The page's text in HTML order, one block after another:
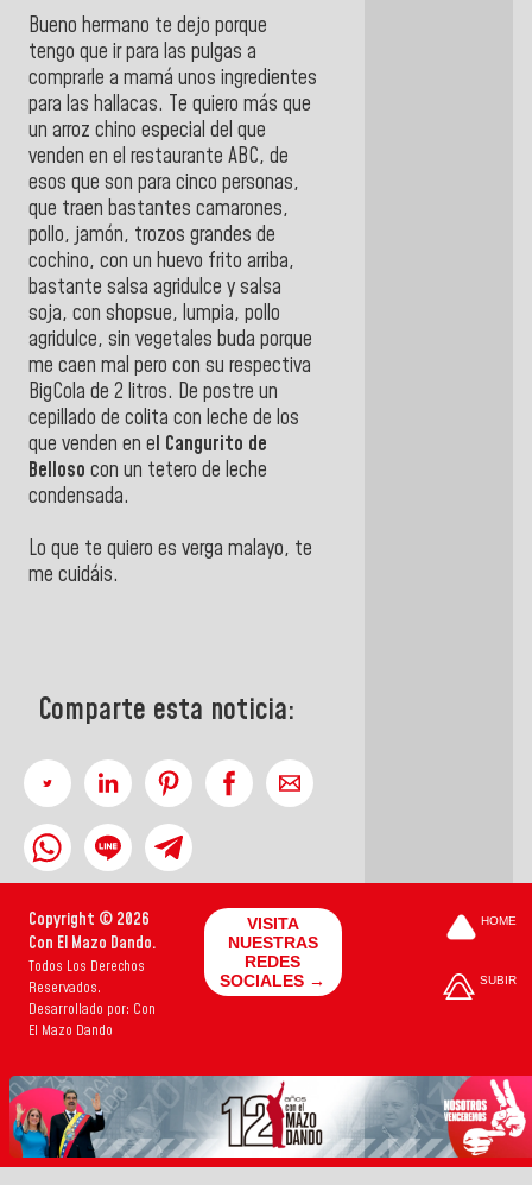
Bueno hermano te dejo porque
tengo que ir para las pulgas a
comprarle a mamá unos ingredientes
para las hallacas. Te quiero más que
un arroz chino especial del que
venden en el restaurante ABC, de
esos que son para cinco personas,
que traen bastantes camarones,
pollo, jamón, trozos grandes de
cochino, con un huevo frito arriba,
bastante salsa agridulce y salsa
soja, con shopsue, lumpia, pollo
agridulce, sin vegetales buda porque
me caen mal pero con su respectiva
BigCola de 2 litros. De postre un
cepillado de colita con leche de los
que venden en el Cangurito de
Belloso con un tetero de leche
condensada.
Lo que te quiero es verga malayo, te
me cuidáis.
Comparte esta noticia:
Copyright © 2026
Con El Mazo Dando.
Todos Los Derechos
Reservados.
Desarrollado por: Con
El Mazo Dando
VISITA
NUESTRAS
REDES
SOCIALES →
HOME
SUBIR